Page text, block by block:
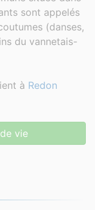
sont appelés
(danses,
du vannetais-
à Redon
vie